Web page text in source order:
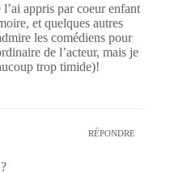
appris par coeur enfant
et quelques autres
les comédiens pour
de l’acteur, mais je
trop timide)!
RÉPONDRE